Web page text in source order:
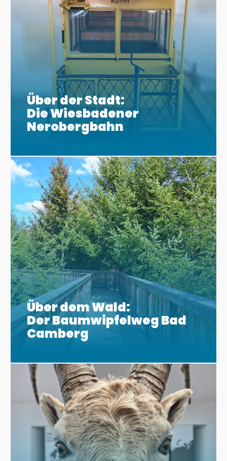
Über der Stadt:
Die Wiesbadener
Nerobergbahn
Über dem Wald:
Der Baumwipfelweg Bad
Camberg